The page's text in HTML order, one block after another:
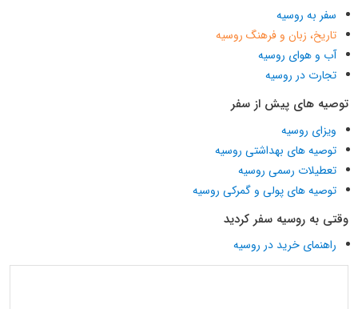
سفر به روسیه
تاریخ، زبان و فرهنگ روسیه
آب و هوای روسیه
تجارت در روسیه
توصیه های پیش از سفر
ویزای روسیه
توصیه های بهداشتی روسیه
تعطیلات رسمی روسیه
توصیه های پولی و گمرکی روسیه
وقتی به روسیه سفر کردید
راهنمای خرید در روسیه